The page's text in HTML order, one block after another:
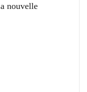
nouvelle